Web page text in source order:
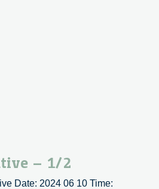
– 1/2
Date: 2024 06 10 Time: